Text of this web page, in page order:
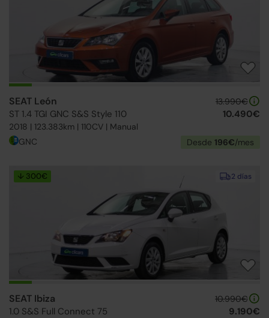
SEAT León
ST 1.4 TGI GNC S&S Style 110
2018 | 123.383km | 110CV | Manual
13.990€
10.490€
GNC Desde 196€/mes
2 días
↓ 300€
SEAT Ibiza
1.0 S&S Full Connect 75
10.990€
9.190€